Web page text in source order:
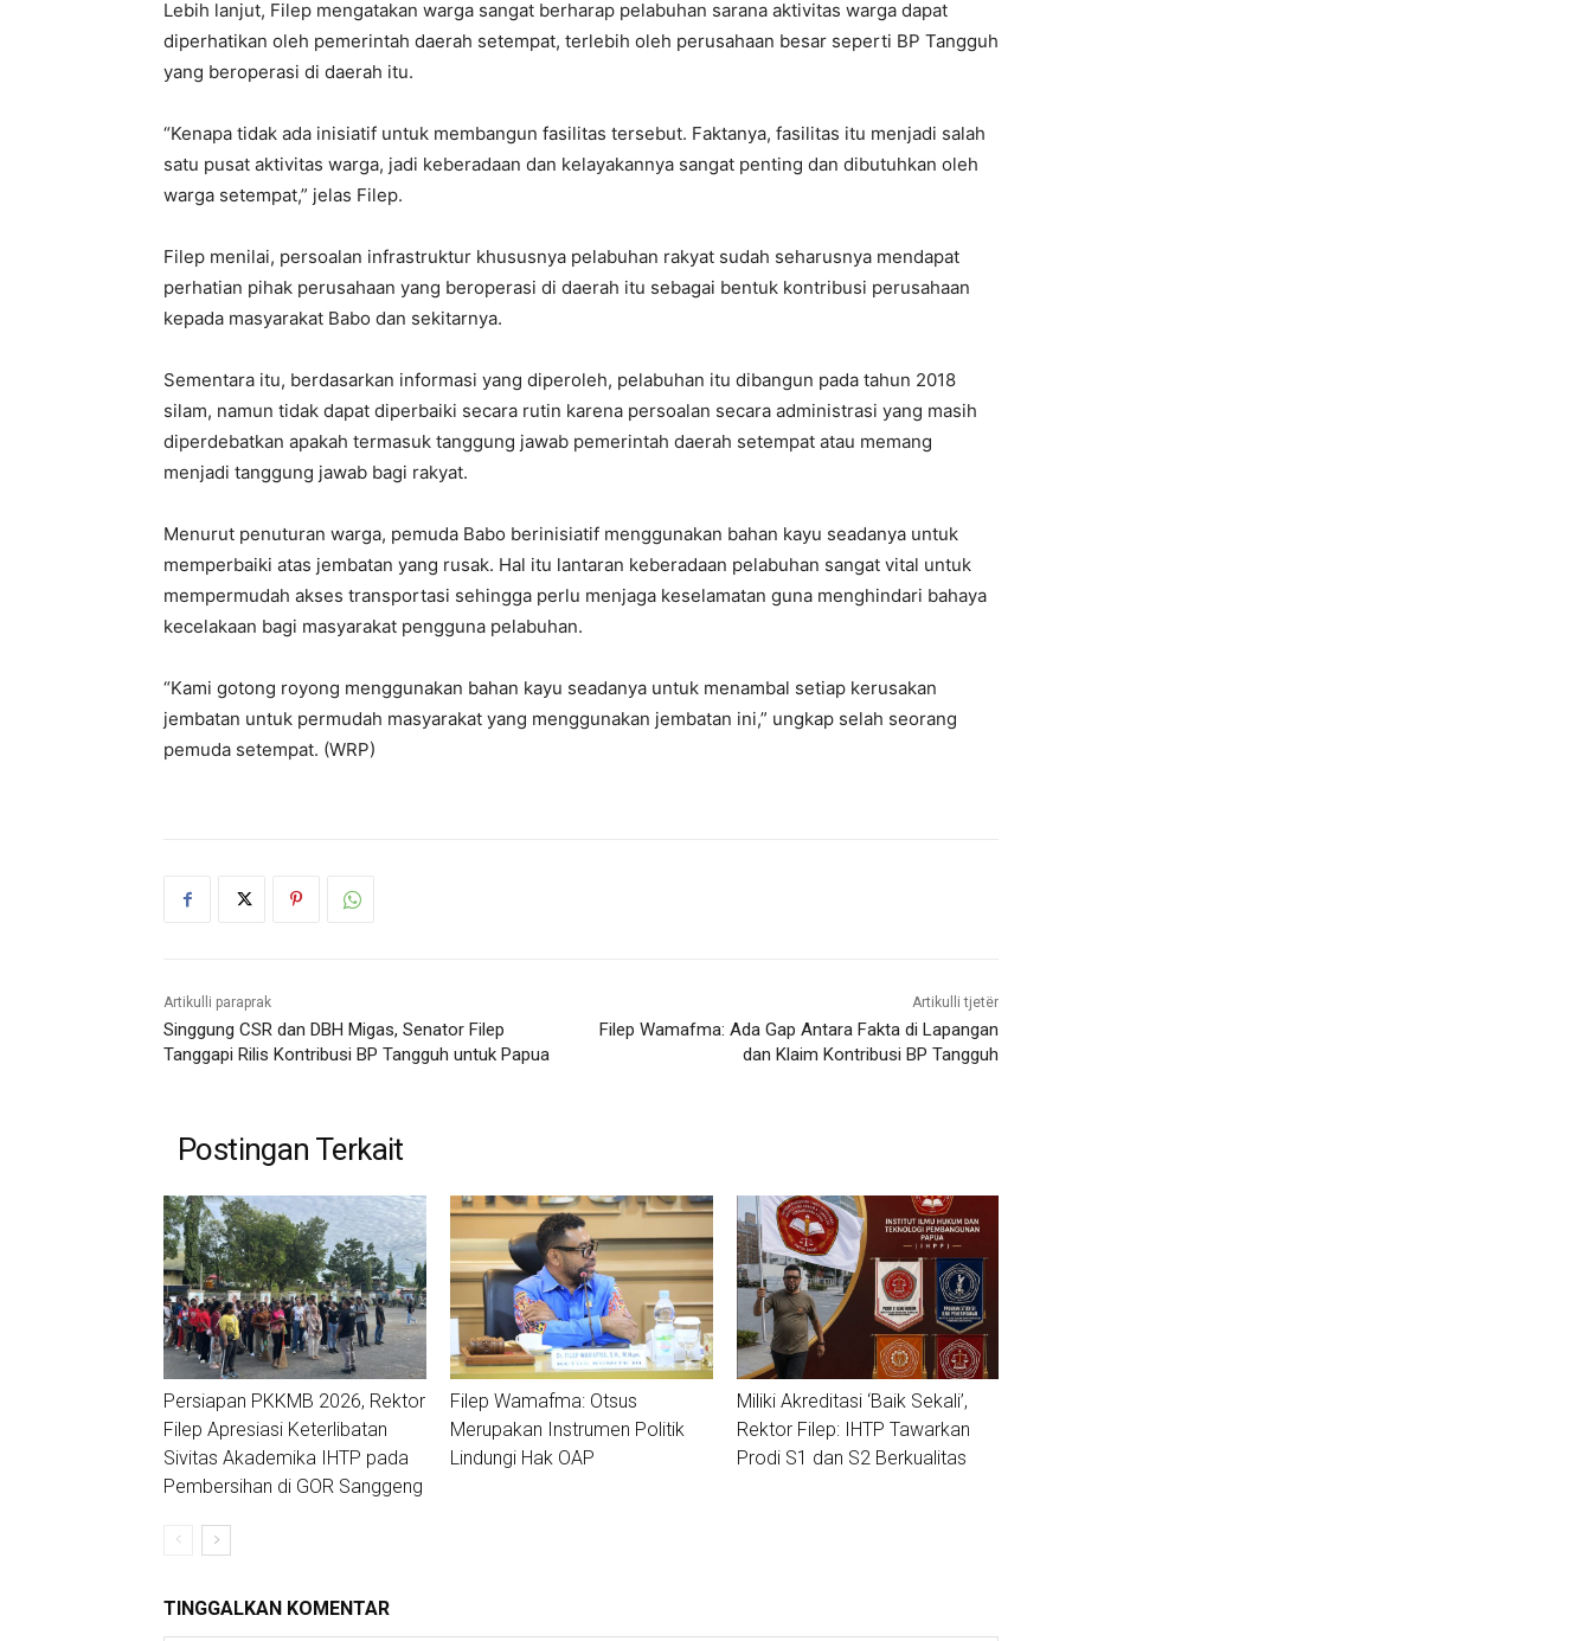
Lebih lanjut, Filep mengatakan warga sangat berharap pelabuhan sarana aktivitas warga dapat
diperhatikan oleh pemerintah daerah setempat, terlebih oleh perusahaan besar seperti BP Tangguh
yang beroperasi di daerah itu.
“Kenapa tidak ada inisiatif untuk membangun fasilitas tersebut. Faktanya, fasilitas itu menjadi salah
satu pusat aktivitas warga, jadi keberadaan dan kelayakannya sangat penting dan dibutuhkan oleh
warga setempat,” jelas Filep.
Filep menilai, persoalan infrastruktur khususnya pelabuhan rakyat sudah seharusnya mendapat
perhatian pihak perusahaan yang beroperasi di daerah itu sebagai bentuk kontribusi perusahaan
kepada masyarakat Babo dan sekitarnya.
Sementara itu, berdasarkan informasi yang diperoleh, pelabuhan itu dibangun pada tahun 2018
silam, namun tidak dapat diperbaiki secara rutin karena persoalan secara administrasi yang masih
diperdebatkan apakah termasuk tanggung jawab pemerintah daerah setempat atau memang
menjadi tanggung jawab bagi rakyat.
Menurut penuturan warga, pemuda Babo berinisiatif menggunakan bahan kayu seadanya untuk
memperbaiki atas jembatan yang rusak. Hal itu lantaran keberadaan pelabuhan sangat vital untuk
mempermudah akses transportasi sehingga perlu menjaga keselamatan guna menghindari bahaya
kecelakaan bagi masyarakat pengguna pelabuhan.
“Kami gotong royong menggunakan bahan kayu seadanya untuk menambal setiap kerusakan
jembatan untuk permudah masyarakat yang menggunakan jembatan ini,” ungkap selah seorang
pemuda setempat. (WRP)
Artikulli paraprak
Singgung CSR dan DBH Migas, Senator Filep
Tanggapi Rilis Kontribusi BP Tangguh untuk Papua
Artikulli tjetër
Filep Wamafma: Ada Gap Antara Fakta di Lapangan
dan Klaim Kontribusi BP Tangguh
Postingan Terkait
Persiapan PKKMB 2026, Rektor
Filep Apresiasi Keterlibatan
Sivitas Akademika IHTP pada
Pembersihan di GOR Sanggeng
Filep Wamafma: Otsus
Merupakan Instrumen Politik
Lindungi Hak OAP
Miliki Akreditasi ‘Baik Sekali’,
Rektor Filep: IHTP Tawarkan
Prodi S1 dan S2 Berkualitas
TINGGALKAN KOMENTAR